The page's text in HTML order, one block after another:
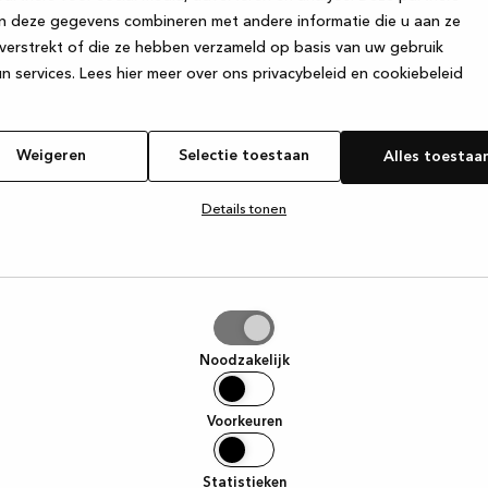
deze gegevens combineren met andere informatie die u aan ze
of die ze hebben verzameld op basis van uw gebruik
services. Lees hier meer over ons privacybeleid en cookiebeleid
Weigeren Selectie toestaan Alles
Details tonen
Noodzakelijk
Voorkeuren
Statistieken
has occurred while loadingwww.kvik.be (see the